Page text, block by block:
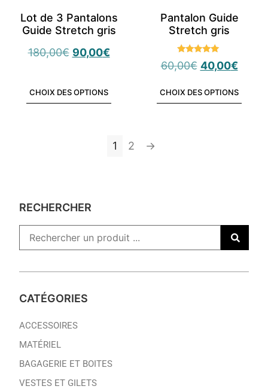
RECHERCHER
CATÉGORIES
ACCESSOIRES
MATÉRIEL
BAGAGERIE ET BOITES
VESTES ET GILETS
Lot de 3 Pantalons
Guide Stretch gris
180,00€ 90,00€
CHOIX DES OPTIONS
Pantalon Guide
Stretch gris
Note
4.80
60,00€ 40,00€
CHOIX DES OPTIONS
1 2 →